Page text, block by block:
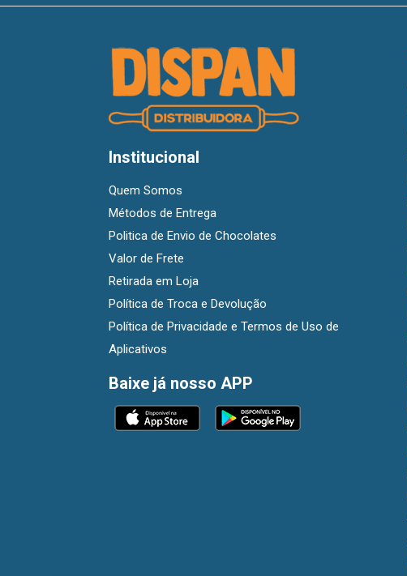
Institucional
Quem Somos
Métodos de Entrega
Politica de Envio de Chocolates
Valor de Frete
Retirada em Loja
Política de Troca e Devolução
Política de Privacidade e Termos de Uso de
Aplicativos
Baixe já nosso APP